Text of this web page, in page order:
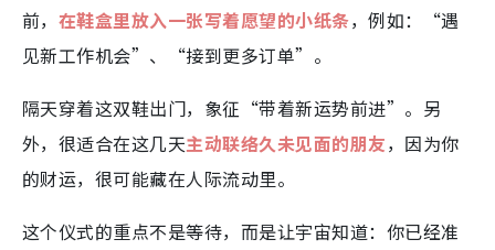
前， 在鞋盒里放入一张写着愿望的小纸条，例如：“遇
见新工作机会”、“接到更多订单”。
隔天穿着这双鞋出门，象征“带着新运势前进”。另
外，很适合在这几天主动联络久未见面的朋友，因为你
的财运，很可能藏在人际流动里。
这个仪式的重点不是等待，而是让宇宙知道：你已经准